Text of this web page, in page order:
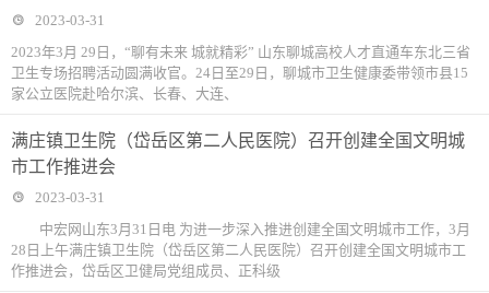
2023-03-31
2023年3月 29日，“聊有未来 城就精彩” 山东聊城高校人才直通车东北三省
卫生专场招聘活动圆满收官。24日至29日，聊城市卫生健康委带领市县15
家公立医院赴哈尔滨、长春、大连、
满庄镇卫生院（岱岳区第二人民医院）召开创建全国文明城
市工作推进会
2023-03-31
中宏网山东3月31日电 为进一步深入推进创建全国文明城市工作，3月
28日上午满庄镇卫生院（岱岳区第二人民医院）召开创建全国文明城市工
作推进会，岱岳区卫健局党组成员、正科级